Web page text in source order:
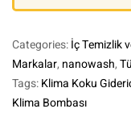
Categories:İç Temizlik
Markalar, nanowash,
Tags:Klima Koku
Klima Bombası